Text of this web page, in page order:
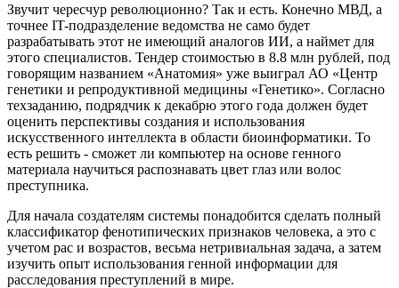
Звучит чересчур революционно? Так и есть. Конечно МВД, а
точнее IT-подразделение ведомства не само будет
разрабатывать этот не имеющий аналогов ИИ, а наймет для
этого специалистов. Тендер стоимостью в 8.8 млн рублей, под
говорящим названием «Анатомия» уже выиграл АО «Центр
генетики и репродуктивной медицины «Генетико». Согласно
техзаданию, подрядчик к декабрю этого года должен будет
оценить перспективы создания и использования
искусственного интеллекта в области биоинформатики. То
есть решить - сможет ли компьютер на основе генного
материала научиться распознавать цвет глаз или волос
преступника.
Для начала создателям системы понадобится сделать полный
классификатор фенотипических признаков человека, а это с
учетом рас и возрастов, весьма нетривиальная задача, а затем
изучить опыт использования генной информации для
расследования преступлений в мире.